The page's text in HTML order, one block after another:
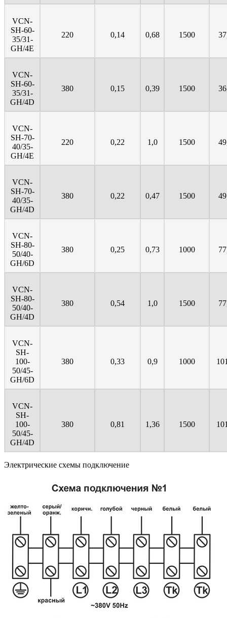
VCN-
SH-60-
35/31-
GH/4E
220 0,14 0,68 1500
VCN-
SH-60-
35/31-
GH/4D
380 0,15 0,39 1500
VCN-
SH-70-
40/35-
GH/4E
220 0,22 1,0 1500
VCN-
SH-70-
40/35-
GH/4D
380 0,22 0,47 1500
VCN-
SH-80-
50/40-
GH/6D
380 0,25 0,73 1000
VCN-
SH-80-
50/40-
GH/4D
380 0,54 1,0 1500
VCN-
SH-
100-
50/45-
GH/6D
380 0,33 0,9 1000
VCN-
SH-
100-
50/45-
GH/4D
380 0,81 1,36 1500
Электрические схемы подключение